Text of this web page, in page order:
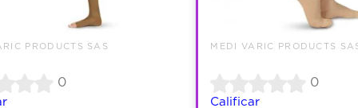
PRODUCTS SAS
0
MEDI VARIC PRODUCTS
0
Calificar